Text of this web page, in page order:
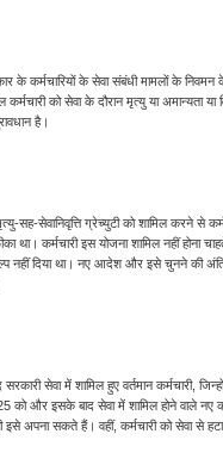
कर्मचारियों के सेवा संबंधी मामलों के निवमन
को सेवा के दौरान मृत्यु या अमान्यता
है।
सह-सेवानिवृत्ति ग्रेच्युटी को शामिल करने से
था। कर्मचारी इस योजना शामिल नहीं
नहीं दिया था। नए आदेश और इसे चुनने की
सेवा में शामिल हुए वर्तमान कर्मचारी,
को और इसके बाद सेवा में शामिल होने वाले
इसे अपना सकते हैं। वहीं, कर्मचारी को सेवा से